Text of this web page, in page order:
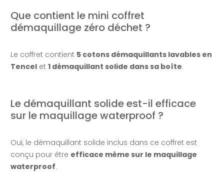
Que contient le mini coffret
démaquillage zéro déchet ?
Le coffret contient 5 cotons démaquillants lavables en
Tencel et 1 démaquillant solide dans sa boîte.
Le démaquillant solide est-il efficace
sur le maquillage waterproof ?
Oui, le démaquillant solide inclus dans ce coffret est
conçu pour être efficace même sur le maquillage
waterproof.